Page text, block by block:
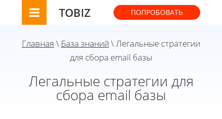
TOBIZ ПОПРОБОВАТЬ
Главная \ База знаний \ Легальные стратегии
для сбора email базы
Легальные стратегии для
сбора email базы